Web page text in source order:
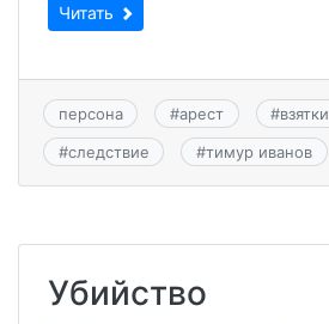
Читать
персона #арест #взятки
#следствие #тимур иванов
Убийство